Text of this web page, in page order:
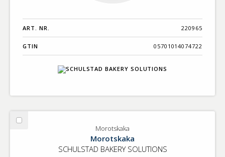
ART. NR. 220965
GTIN 05701014074722
Välj
Morotskaka
Morotskaka
SCHULSTAD BAKERY SOLUTIONS